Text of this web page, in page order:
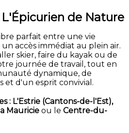
L'Épicurien de Nature
parfait entre une vie
accès immédiat au plein air.
skier, faire du kayak ou de
journée de travail, tout en
dynamique, de
et d'un esprit convivial.
: L'Estrie (Cantons-de-l'Est),
Mauricie ou le Centre-du-